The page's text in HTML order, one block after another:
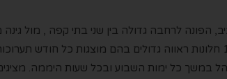
הפונה לרחבה גדולה בין שני בתי קפה , מול
מים עם פרחי הנופר, ממוקמים 15 חלונות ראווה גדולים בהם מוצגות כל
במשך כל ימות השבוע ובכל שעות היממה.